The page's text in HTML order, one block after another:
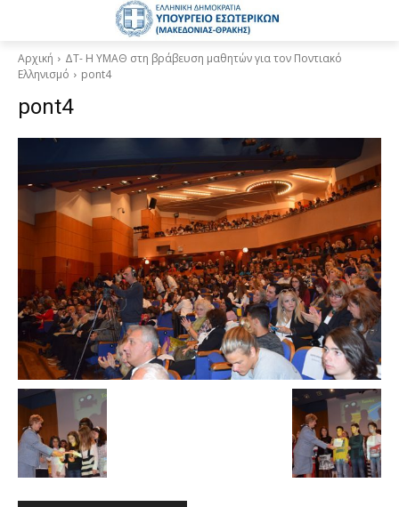
Αρχική
ΔΤ- Η ΥΜΑΘ στη βράβευση μαθητών για τον Ποντιακό
Ελληνισμό
pont4
pont4